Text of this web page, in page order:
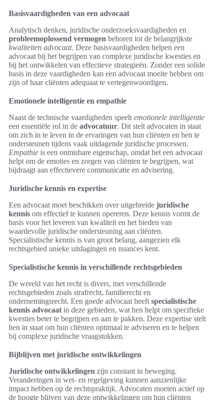
Basisvaardigheden van een advocaat
Analytisch denken, juridische onderzoeksvaardigheden en
probleemoplossend vermogen behoren tot de belangrijkste
kwaliteiten advocaat. Deze basisvaardigheden helpen een
advocaat bij het begrijpen van complexe juridische kwesties en
bij het ontwikkelen van effectieve strategieën. Zonder een solide
basis in deze vaardigheden kan een advocaat moeite hebben om
zijn of haar cliënten adequaat te vertegenwoordigen.
Emotionele intelligentie en empathie
Naast de technische vaardigheden speelt emotionele intelligentie
een essentiële rol in de advocatuur. Dit stelt advocaten in staat
om zich in te leven in de ervaringen van hun cliënten en hen te
ondersteunen tijdens vaak uitdagende juridische processen.
Empathie is een onmisbare eigenschap, omdat het een advocaat
helpt om de emoties en zorgen van cliënten te begrijpen, wat
bijdraagt aan effectievere communicatie en advisering.
Juridische kennis en expertise
Een advocaat moet beschikken over uitgebreide juridische
kennis om effectief te kunnen opereren. Deze kennis vormt de
basis voor het leveren van kwaliteit en het bieden van
waardevolle juridische ondersteuning aan cliënten.
Specialistische kennis is van groot belang, aangezien elk
rechtsgebied unieke uitdagingen en nuances kent.
Specialistische kennis in verschillende rechtsgebieden
De wereld van het recht is divers, met verschillende
rechtsgebieden zoals strafrecht, familierecht en
ondernemingsrecht. Een goede advocaat heeft specialistische
kennis advocaat in deze gebieden, wat hen helpt om specifieke
kwesties beter te begrijpen en aan te pakken. Deze expertise stelt
hen in staat om hun cliënten optimaal te adviseren en te helpen
bij complexe juridische vraagstukken.
Bijblijven met juridische ontwikkelingen
Juridische ontwikkelingen zijn constant in beweging.
Veranderingen in wet- en regelgeving kunnen aanzienlijke
impact hebben op de rechtspraktijk. Advocaten moeten actief op
de hoogte blijven van deze ontwikkelingen om hun cliënten